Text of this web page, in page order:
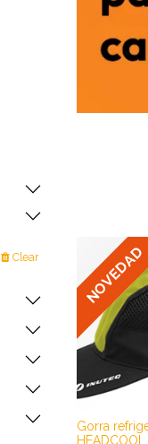
Clear
NOVEDAD
Gorra